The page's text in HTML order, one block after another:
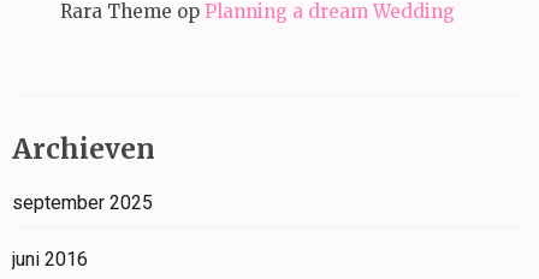
Rara Theme op Planning a dream Wedding
Archieven
september 2025
juni 2016